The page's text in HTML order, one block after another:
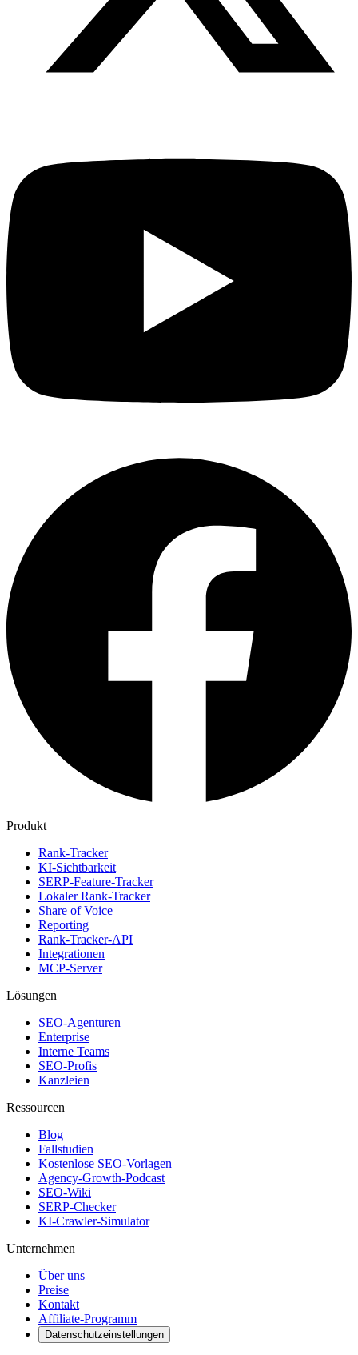
Produkt
Rank-Tracker
KI-Sichtbarkeit
SERP-Feature-Tracker
Lokaler Rank-Tracker
Share of Voice
Reporting
Rank-Tracker-API
Integrationen
MCP-Server
Lösungen
SEO-Agenturen
Enterprise
Interne Teams
SEO-Profis
Kanzleien
Ressourcen
Blog
Fallstudien
Kostenlose SEO-Vorlagen
Agency-Growth-Podcast
SEO-Wiki
SERP-Checker
KI-Crawler-Simulator
Unternehmen
Über uns
Preise
Kontakt
Affiliate-Programm
Datenschutzeinstellungen